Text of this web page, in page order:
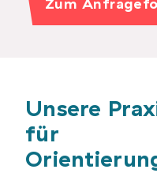
Unsere
für